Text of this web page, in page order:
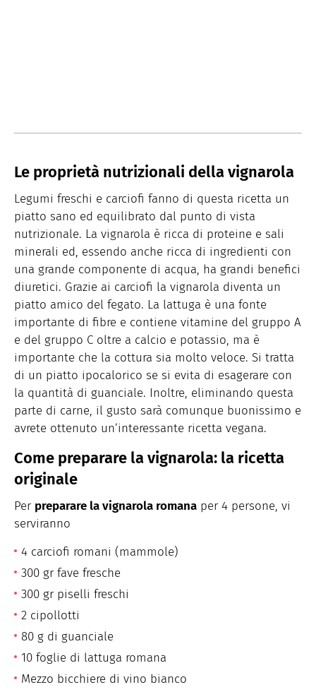
Le proprietà nutrizionali della vignarola
Legumi freschi e carciofi fanno di questa ricetta un
piatto sano ed equilibrato dal punto di vista
nutrizionale. La vignarola è ricca di proteine e sali
minerali ed, essendo anche ricca di ingredienti con
una grande componente di acqua, ha grandi benefici
diuretici. Grazie ai carciofi la vignarola diventa un
piatto amico del fegato. La lattuga è una fonte
importante di fibre e contiene vitamine del gruppo A
e del gruppo C oltre a calcio e potassio, ma è
importante che la cottura sia molto veloce. Si tratta
di un piatto ipocalorico se si evita di esagerare con
la quantità di guanciale. Inoltre, eliminando questa
parte di carne, il gusto sarà comunque buonissimo e
avrete ottenuto un’interessante ricetta vegana.
Come preparare la vignarola: la ricetta
originale
Per preparare la vignarola romana per 4 persone, vi
serviranno
4 carciofi romani (mammole)
300 gr fave fresche
300 gr piselli freschi
2 cipollotti
80 g di guanciale
10 foglie di lattuga romana
Mezzo bicchiere di vino bianco